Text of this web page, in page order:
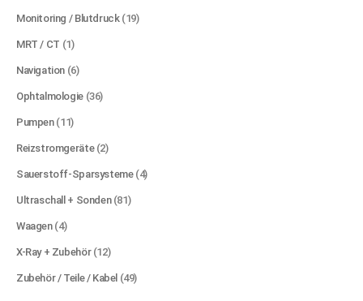
Monitoring / Blutdruck (19)
MRT / CT (1)
Navigation (6)
Ophtalmologie (36)
Pumpen (11)
Reizstromgeräte (2)
Sauerstoff-Sparsysteme (4)
Ultraschall + Sonden (81)
Waagen (4)
X-Ray + Zubehör (12)
Zubehör / Teile / Kabel (49)